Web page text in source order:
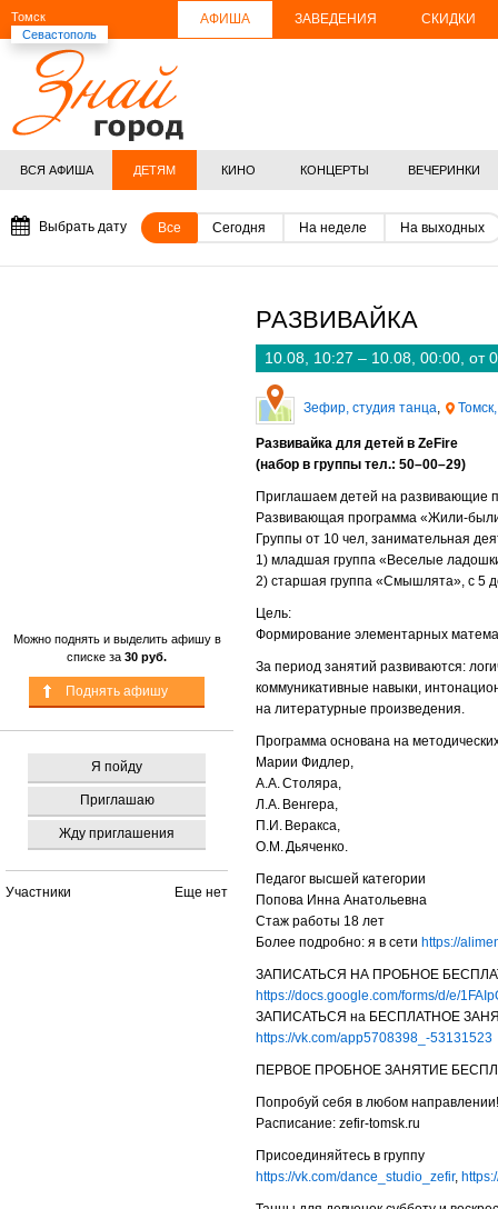
Томск
Севастополь
АФИША ЗАВЕДЕНИЯ СКИДКИ
ВСЯ АФИША ДЕТЯМ КИНО КОНЦЕРТЫ ВЕЧЕРИНКИ
Все Сегодня На неделе На выходных
Выбрать дату
Можно поднять и выделить афишу в
списке за 30 руб.
Поднять афишу
Я пойду
Приглашаю
Жду приглашения
Участники Еще нет
РАЗВИВАЙКА
10.08, 10:27 – 10.08, 00:00 от
Зефир, студия танца,
Развивайка для детей в ZeFire
(набор в группы тел.: 50–00–29)
Приглашаем детей на развивающие
Развивающая программа «Жили-
Группы от 10 чел, занимательная
1) младшая группа «Веселые
2) старшая группа «Смышлята», с 5
Цель:
Формирование элементарных
За период занятий развиваются:
коммуникативные навыки,
на литературные произведения.
Программа основана на
Марии Фидлер,
А.А. Столяра,
Л.А. Венгера,
П.И. Веракса,
О.М. Дьяченко.
Педагог высшей категории
Попова Инна Анатольевна
Стаж работы 18 лет
Более подробно: я в сети https://
ЗАПИСАТЬСЯ НА ПРОБНОЕ
https://docs.google.com/forms/d/e/
ЗАПИСАТЬСЯ на БЕСПЛАТНОЕ
https://vk.com/app5708398_-53131523
ПЕРВОЕ ПРОБНОЕ ЗАНЯТИЕ
Попробуй себя в любом направлении!
Расписание: zefir-tomsk.ru
Присоединяйтесь в группу
https://vk.com/dance_studio_zefir,